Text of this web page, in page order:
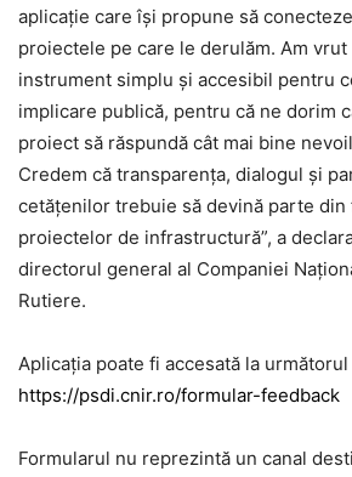
aplicație care își propune să
proiectele pe care le derulăm. Am vrut
instrument simplu și accesibil pentru
implicare publică, pentru că ne dorim
proiect să răspundă cât mai bine
Credem că transparența, dialogul și
cetățenilor trebuie să devină parte din
proiectelor de infrastructură”, a
directorul general al Companiei
Rutiere.
Aplicația poate fi accesată la
https://psdi.cnir.ro/formular-feedback
Formularul nu reprezintă un canal